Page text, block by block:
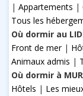
| Appartements |
Tous les
Où dormir au
Front de mer|
Animaux admis |
Où dormir à
Hôtels | Les